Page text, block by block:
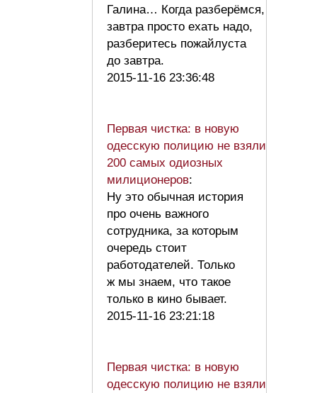
Галина… Когда разберёмся,
завтра просто ехать надо,
разберитесь пожайлуста
до завтра.
2015-11-16 23:36:48
Первая чистка: в новую
одесскую полицию не взяли
200 самых одиозных
милиционеров:
Ну это обычная история
про очень важного
сотрудника, за которым
очередь стоит
работодателей. Только
ж мы знаем, что такое
только в кино бывает.
2015-11-16 23:21:18
Первая чистка: в новую
одесскую полицию не взяли